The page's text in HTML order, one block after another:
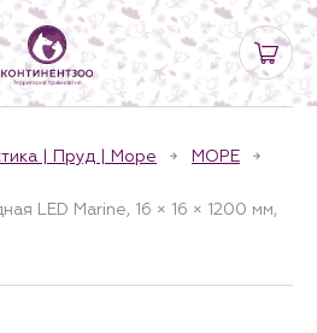
| Пруд | Море
МОРЕ
LED Marine, 16 × 16 × 1200 мм,